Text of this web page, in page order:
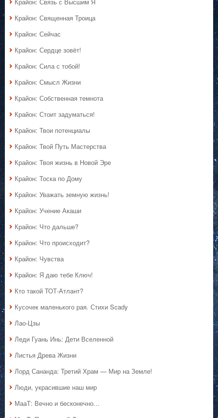
Крайон: Священная Троица
Крайон: Сейчас
Крайон: Сердце зовёт!
Крайон: Сила с тобой!
Крайон: Смысл Жизни
Крайон: Собственная темнота
Крайон: Стоит задуматься!
Крайон: Твои потенциалы
Крайон: Твой Путь Мастерства
Крайон: Твоя жизнь в Новой Эре
Крайон: Тоска по Дому
Крайон: Уважать земную жизнь!
Крайон: Учение Акаши
Крайон: Что дальше?
Крайон: Что происходит?
Крайон: Чувства
Крайон: Я даю тебе Ключ!
Кто такой ТОТ-Атлант?
Кусочек маленького рая. Стихи Scady
Лао-Цзы
Леди Гуань Инь: Дети Вселенной
Листья Древа Жизни
Лорд Сананда: Третий Храм — Мир на Земле!
Люди, украсившие наш мир
МааТ: Вечно и бесконечно…